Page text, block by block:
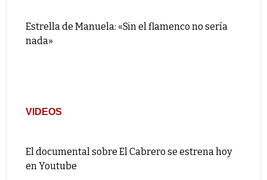
Estrella de Manuela: «Sin el flamenco no sería
nada»
VIDEOS
El documental sobre El Cabrero se estrena hoy
en Youtube